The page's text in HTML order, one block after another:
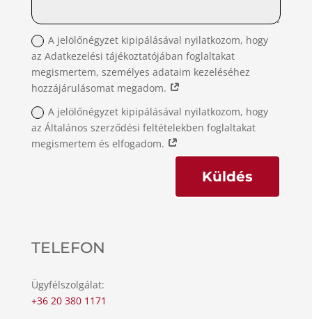
A jelölőnégyzet kipipálásával nyilatkozom, hogy
az Adatkezelési tájékoztatójában foglaltakat
megismertem, személyes adataim kezeléséhez
hozzájárulásomat megadom.
A jelölőnégyzet kipipálásával nyilatkozom, hogy
az Általános szerződési feltételekben foglaltakat
megismertem és elfogadom.
Küldés
TELEFON
Ügyfélszolgálat:
+36 20 380 1171